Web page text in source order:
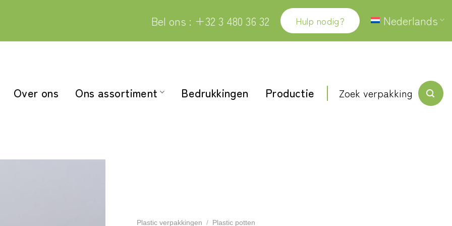
Bel ons : +32 3 480 36 32 Hulp nodig? Nederlands
Over ons Ons assortiment Bedrukkingen Productie Zoek verpakking
Plastic verpakkingen / Plastic potten